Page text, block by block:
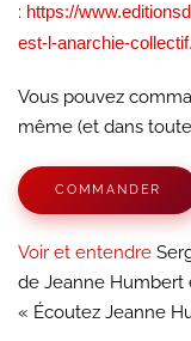
: https://
est-l-anarchie-
Vous pouvez
même (et dans
COMMANDER
Voir et entendre
de Jeanne Humbert
« Écoutez Jeanne